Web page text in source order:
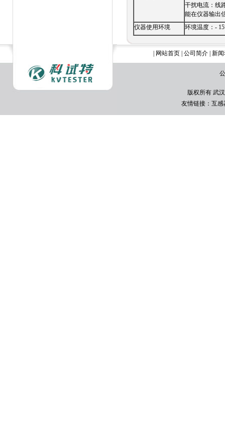
干扰电流：线
能在仪器输出
仪器使用环境
环境温度：-
网站首页 公司简介 新
版权所有 武
友情链接： 互感